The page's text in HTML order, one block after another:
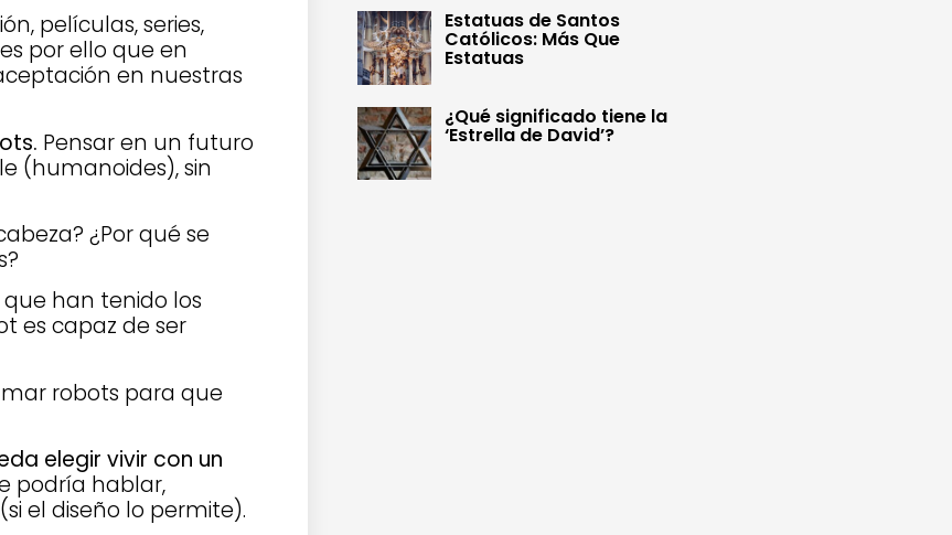
películas, series,
por ello que en
en nuestras
Pensar en un futuro
(humanoides), sin
¿Por qué se
que han tenido los
es capaz de ser
robots para que
elegir vivir con un
podría hablar,
el diseño lo permite).
Estatuas de Santos
Católicos: Más Que
Estatuas
¿Qué significado tiene la
‘Estrella de David’?